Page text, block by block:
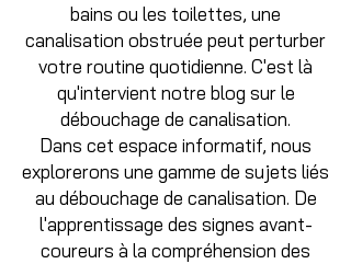
bains ou les toilettes, une
canalisation obstruée peut perturber
votre routine quotidienne. C'est là
qu'intervient notre blog sur le
débouchage de canalisation.
Dans cet espace informatif, nous
explorerons une gamme de sujets liés
au débouchage de canalisation. De
l'apprentissage des signes avant-
coureurs à la compréhension des